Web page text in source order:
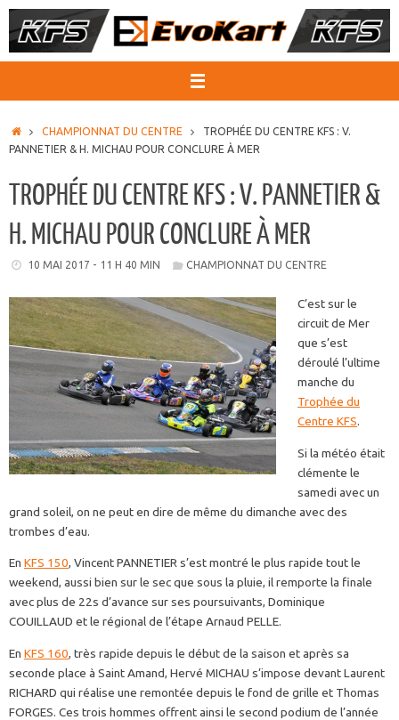
Passer
au
ACCUEIL
CHAMPIONNAT DU CENTRE
TROPHÉE DU CENTRE KFS : V.
PANNETIER & H. MICHAU POUR CONCLURE À MER
TROPHÉE DU CENTRE KFS : V. PANNETIER &
H. MICHAU POUR CONCLURE À MER
10 MAI 2017 - 11 H 40 MIN CHAMPIONNAT DU CENTRE
C’est sur le
circuit de Mer
que s’est
déroulé l’ultime
manche du
Trophée du
Centre KFS.
Si la météo était
clémente le
samedi avec un
grand soleil, on ne peut en dire de même du dimanche avec des
trombes d’eau.
En KFS 150, Vincent PANNETIER s’est montré le plus rapide tout le
weekend, aussi bien sur le sec que sous la pluie, il remporte la finale
avec plus de 22s d’avance sur ses poursuivants, Dominique
COUILLAUD et le régional de l’étape Arnaud PELLE.
En KFS 160, très rapide depuis le début de la saison et après sa
seconde place à Saint Amand, Hervé MICHAU s’impose devant Laurent
RICHARD qui réalise une remontée depuis le fond de grille et Thomas
FORGES. Ces trois hommes offrent ainsi le second podium de l’année